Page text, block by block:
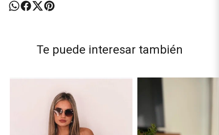
Te puede interesar también